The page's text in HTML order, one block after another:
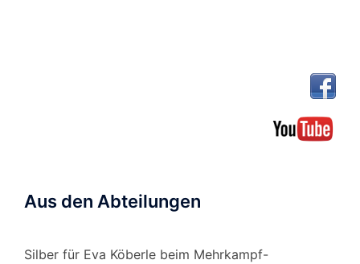
Aus den Abteilungen
Silber für Eva Köberle beim Mehrkampf-